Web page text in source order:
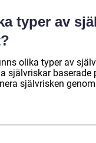
typer av
olika typer av
självriskar
självrisken